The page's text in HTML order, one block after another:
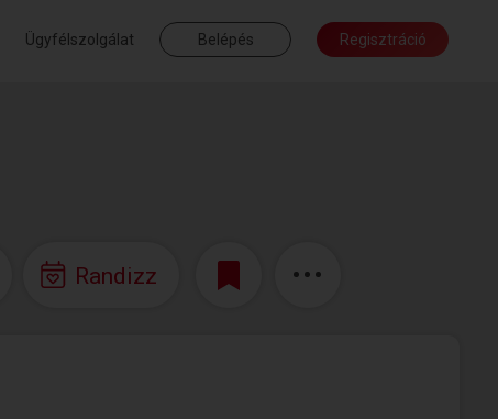
Ügyfélszolgálat Belépés Regisztráció
Randizz